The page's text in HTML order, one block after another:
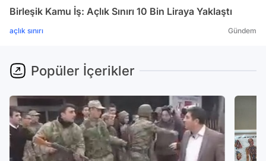
Birleşik Kamu İş: Açlık Sınırı 10 Bin Liraya Yaklaştı
açlık sınırı Gündem
Popüler İçerikler